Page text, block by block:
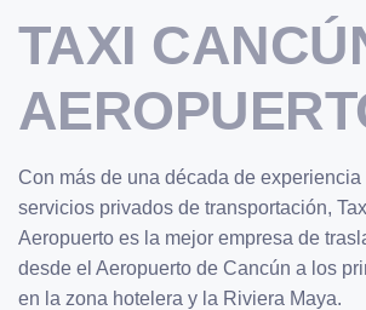
TAXI
Con más de una década de
servicios privados de transportación,
Aeropuerto es la mejor empresa de
desde el Aeropuerto de Cancún a los
en la zona hotelera y la Riviera Maya.